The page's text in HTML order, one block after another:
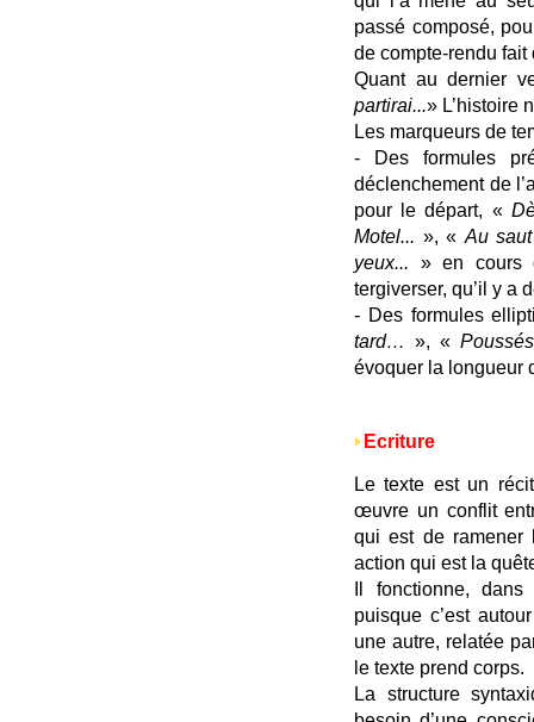
passé composé,
de compte-rendu fait
Quant au dernier
partirai...» L’histoire
Les marqueurs de
- Des formules
déclenchement de
pour le départ, «
Motel... », « Au
yeux... » en cours
tergiverser, qu’il y a
- Des formules
tard… », «
évoquer la longueur
Ecriture
Le texte est un
œuvre un conflit
qui est de ramener
action qui est la
Il fonctionne,
puisque c’est
une autre, relatée
le texte prend corps.
La structure